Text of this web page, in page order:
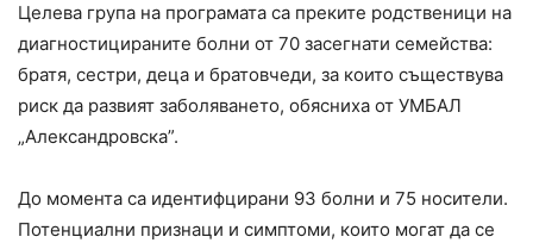
Целева група на програмата са преките родственици на
диагностицираните болни от 70 засегнати семейства:
братя, сестри, деца и братовчеди, за които съществува
риск да развият заболяването, обясниха от УМБАЛ
„Александровска”.
До момента са идентифцирани 93 болни и 75 носители.
Потенциални признаци и симптоми, които могат да се